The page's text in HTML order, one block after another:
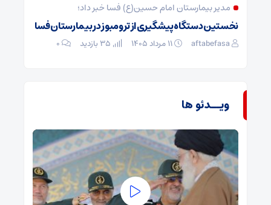
مدیر بیمارستان امام حسین(ع) فسا خبر داد؛
نخستین دستگاه پیشگیری از ترومبوز در بیمارستان فسا
aftabefasa ۰
ویــدئو ها